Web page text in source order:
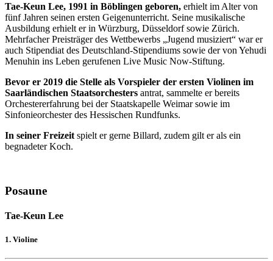
Tae-Keun Lee, 1991 in Böblingen geboren, erhielt im Alter von
fünf Jahren seinen ersten Geigenunterricht. Seine musikalische
Ausbildung erhielt er in Würzburg, Düsseldorf sowie Zürich.
Mehrfacher Preisträger des Wettbewerbs „Jugend musiziert“ war er
auch Stipendiat des Deutschland-Stipendiums sowie der von Yehudi
Menuhin ins Leben gerufenen Live Music Now-Stiftung.
Bevor er 2019 die Stelle als Vorspieler der ersten Violinen im
Saarländischen Staatsorchesters antrat, sammelte er bereits
Orchestererfahrung bei der Staatskapelle Weimar sowie im
Sinfonieorchester des Hessischen Rundfunks.
In seiner Freizeit spielt er gerne Billard, zudem gilt er als ein
begnadeter Koch.
Posaune
Tae-Keun Lee
1. Violine